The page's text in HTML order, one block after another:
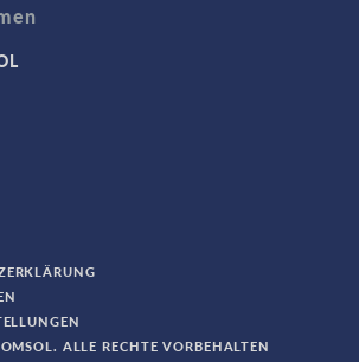
ALLE RECHTE VORBEHALTEN